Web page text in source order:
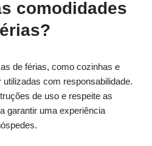
comodidades
de férias, como cozinhas e
com responsabilidade.
de uso e respeite as
garantir uma experiência